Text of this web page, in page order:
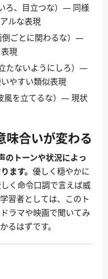
ろ、目立つな）― 同様
ルな表現
倒ごとに関わるな）―
現
立たないようにしろ）―
やすい類似表現
風を立てるな）― 現状
合いが変わる
のトーンや状況によっ
ます。 優しく穏やかに
く命令口調で言えば威
習者としては、このト
ラマや映画で聞いてみ
るはずです。